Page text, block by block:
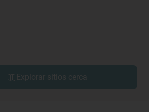
Explorar sitios cerca